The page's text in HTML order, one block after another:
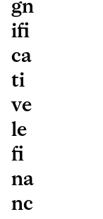
gn
ifi
ca
ti
ve
le
fi
na
nc